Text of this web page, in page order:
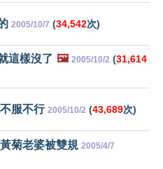
2005/10/7 (34,542次)
這樣沒了 🖼️ 2005/10/2 (31,614
服不行 2005/10/2 (43,689次)
菊老婆被雙規 2005/4/7